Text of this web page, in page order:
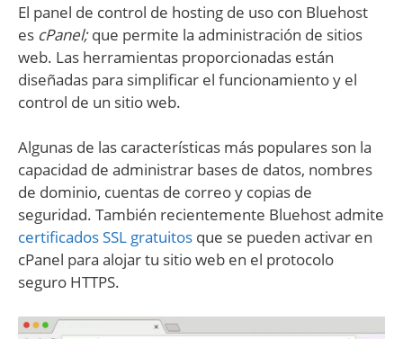
El panel de control de hosting de uso con Bluehost
es cPanel;que permite la administración de sitios
web. Las herramientas proporcionadas están
diseñadas para simplificar el funcionamiento y el
control de un sitio web.
Algunas de las características más populares son la
capacidad de administrar bases de datos, nombres
de dominio, cuentas de correo y copias de
seguridad. También recientemente Bluehost admite
certificados SSL gratuitos que se pueden activar en
cPanel para alojar tu sitio web en el protocolo
seguro HTTPS.